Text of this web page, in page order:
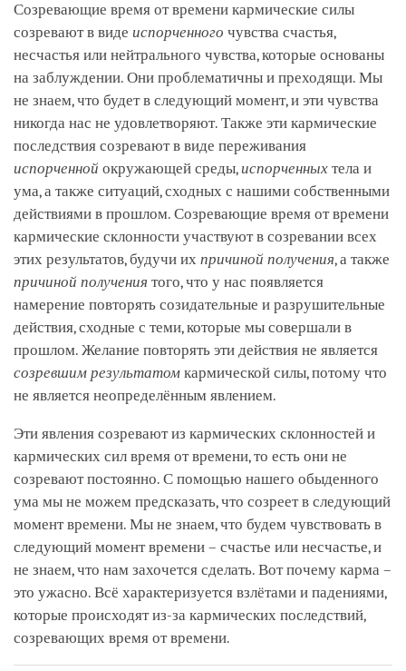
Созревающие время от времени кармические силы
созревают в виде испорченного чувства счастья,
несчастья или нейтрального чувства, которые основаны
на заблуждении. Они проблематичны и преходящи. Мы
не знаем, что будет в следующий момент, и эти чувства
никогда нас не удовлетворяют. Также эти кармические
последствия созревают в виде переживания
испорченной окружающей среды, испорченных тела и
ума, а также ситуаций, сходных с нашими собственными
действиями в прошлом. Созревающие время от времени
кармические склонности участвуют в созревании всех
этих результатов, будучи их причиной получения, а также
причиной получения того, что у нас появляется
намерение повторять созидательные и разрушительные
действия, сходные с теми, которые мы совершали в
прошлом. Желание повторять эти действия не является
созревшим результатом кармической силы, потому что
не является неопределённым явлением.
Эти явления созревают из кармических склонностей и
кармических сил время от времени, то есть они не
созревают постоянно. С помощью нашего обыденного
ума мы не можем предсказать, что созреет в следующий
момент времени. Мы не знаем, что будем чувствовать в
следующий момент времени – счастье или несчастье, и
не знаем, что нам захочется сделать. Вот почему карма –
это ужасно. Всё характеризуется взлётами и падениями,
которые происходят из-за кармических последствий,
созревающих время от времени.